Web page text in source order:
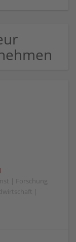
| Forschung
|